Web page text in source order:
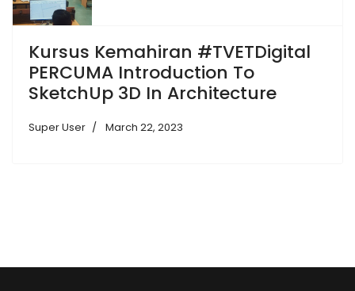
Kursus Kemahiran #TVETDigital
PERCUMA Introduction To
SketchUp 3D In Architecture
Super User March 22, 2023